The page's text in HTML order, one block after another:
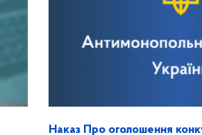
Наказ Про оголошення